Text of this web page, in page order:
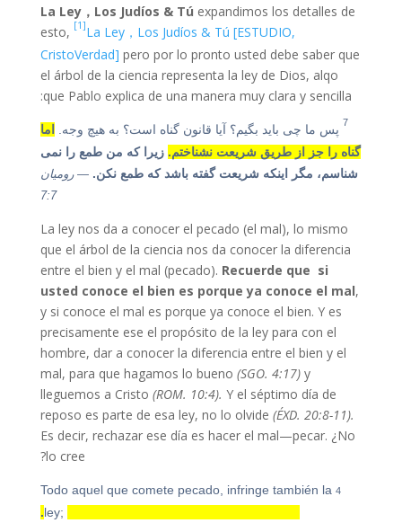
La Ley，Los Judíos & Tú expandimos los detalles de
esto, [1]La Ley，Los Judíos & Tú [ESTUDIO,
CristoVerdad] pero por lo pronto usted debe saber que
el árbol de la ciencia representa la ley de Dios, alqo
que Pablo explica de una manera muy clara y sencilla:
7 پس ما چی باید بگیم؟ آیا قانون گناه است؟ به هیچ وجه.
اما
گناه را جز از طریق شریعت نشناختم. زیرا که من طمع را نمی
شناسم، مگر اینکه شریعت گفته باشد که طمع نکن. — رومیان
7:7
La ley nos da a conocer el pecado (el mal), lo mismo
que el árbol de la ciencia nos da conocer la diferencia
entre el bien y el mal (pecado). Recuerde que si
usted conoce el bien es porque ya conoce el mal,
y si conoce el mal es porque ya conoce el bien. Y es
precisamente ese el propósito de la ley para con el
hombre, dar a conocer la diferencia entre el bien y el
mal, para que hagamos lo bueno (SGO. 4:17) y
lleguemos a Cristo (ROM. 10:4). Y el séptimo día de
reposo es parte de esa ley, no lo olvide (ÉXD. 20:8-11).
Es decir, rechazar ese día es hacer el mal—pecar. ¿No
lo cree?
4
Todo aquel que comete pecado, infringe también la
ley;